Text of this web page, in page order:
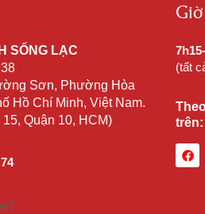
SỐNG LẠC
Sơn, Phường Hòa
Hồ Chí Minh, Việt Nam.
Quận 10, HCM)
(tất
trên: